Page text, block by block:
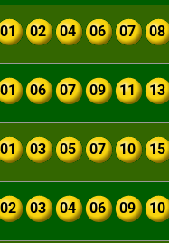
01 02 04 06 07 08
01 06 07 09 11 13
01 03 05 07 10 15
02 03 04 06 09 10